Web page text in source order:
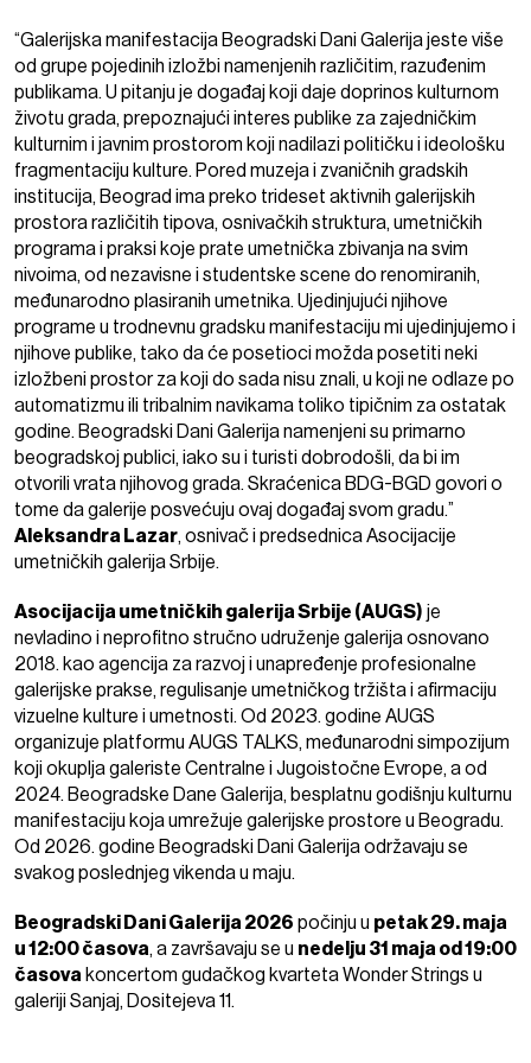
“Galerijska manifestacija Beogradski Dani Galerija jeste više
od grupe pojedinih izložbi namenjenih različitim, razuđenim
publikama. U pitanju je događaj koji daje doprinos kulturnom
životu grada, prepoznajući interes publike za zajedničkim
kulturnim i javnim prostorom koji nadilazi političku i ideološku
fragmentaciju kulture. Pored muzeja i zvaničnih gradskih
institucija, Beograd ima preko trideset aktivnih galerijskih
prostora različitih tipova, osnivačkih struktura, umetničkih
programa i praksi koje prate umetnička zbivanja na svim
nivoima, od nezavisne i studentske scene do renomiranih,
međunarodno plasiranih umetnika. Ujedinjujući njihove
programe u trodnevnu gradsku manifestaciju mi ujedinjujemo i
njihove publike, tako da će posetioci možda posetiti neki
izložbeni prostor za koji do sada nisu znali, u koji ne odlaze po
automatizmu ili tribalnim navikama toliko tipičnim za ostatak
godine. Beogradski Dani Galerija namenjeni su primarno
beogradskoj publici, iako su i turisti dobrodošli, da bi im
otvorili vrata njihovog grada. Skraćenica BDG-BGD govori o
tome da galerije posvećuju ovaj događaj svom gradu.”
Aleksandra Lazar, osnivač i predsednica Asocijacije
umetničkih galerija Srbije.
Asocijacija umetničkih galerija Srbije (AUGS) je
nevladino i neprofitno stručno udruženje galerija osnovano
2018. kao agencija za razvoj i unapređenje profesionalne
galerijske prakse, regulisanje umetničkog tržišta i afirmaciju
vizuelne kulture i umetnosti. Od 2023. godine AUGS
organizuje platformu AUGS TALKS, međunarodni simpozijum
koji okuplja galeriste Centralne i Jugoistočne Evrope, a od
2024. Beogradske Dane Galerija, besplatnu godišnju kulturnu
manifestaciju koja umrežuje galerijske prostore u Beogradu.
Od 2026. godine Beogradski Dani Galerija održavaju se
svakog poslednjeg vikenda u maju.
Beogradski Dani Galerija 2026 počinju u petak 29. maja
u 12:00 časova, a završavaju se u nedelju 31 maja od 19:00
časova koncertom gudačkog kvarteta Wonder Strings u
galeriji Sanjaj, Dositejeva 11.